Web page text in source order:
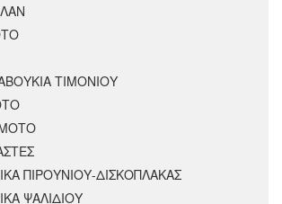
ΤΙΜΟΝΙΟΥ
ΠΙΡΟΥΝΙΟΥ-ΔΙΣΚΟΠΛΑΚΑΣ
ΨΑΛΙΔΙΟΥ